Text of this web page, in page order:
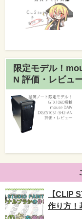
限定モデル！
N 評価・レビュ
【CLIP
作り方！